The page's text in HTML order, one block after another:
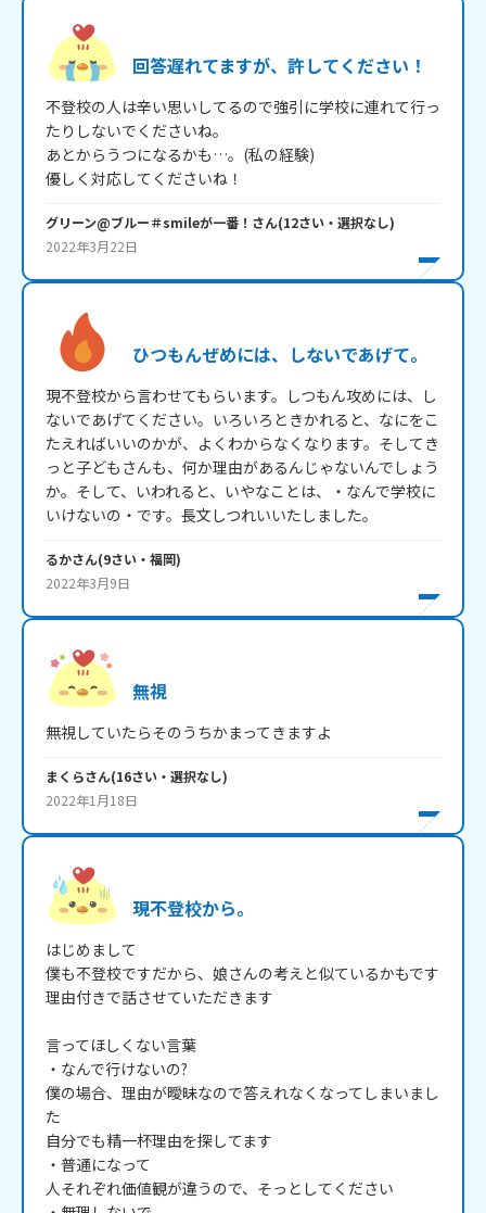
回答遅れてますが、許してください！
不登校の人は辛い思いしてるので強引に学校に連れて行っ
たりしないでくださいね。
あとからうつになるかも…。(私の経験)
優しく対応してくださいね！
グリーン@ブルー＃smileが一番！ さん(12さい・ 選択なし)
2022年3月22日
ひつもんぜめには、しないであげて。
現不登校から言わせてもらいます。しつもん攻めには、し
ないであげてください。いろいろときかれると、なにをこ
たえればいいのかが、よくわからなくなります。そしてき
っと子どもさんも、何か理由があるんじゃないんでしょう
か。そして、いわれると、いやなことは、・なんで学校に
いけないの・です。長文しつれいいたしました。
るかさん(9さい・ 福岡)
2022年3月9日
無視
無視していたらそのうちかまってきますよ
まくらさん(16さい・ 選択なし)
2022年1月18日
現不登校から。
はじめまして
僕も不登校ですだから、娘さんの考えと似ているかもです
理由付きで話させていただきます
言ってほしくない言葉
・なんで行けないの?
僕の場合、理由が曖昧なので答えれなくなってしまいまし
た
自分でも精一杯理由を探してます
・普通になって
人それぞれ価値観が違うので、そっとしてください